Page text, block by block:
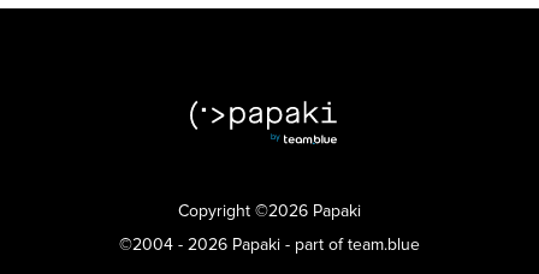
Copyright ©2026 Papaki
©2004 - 2026 Papaki - part of team.blue